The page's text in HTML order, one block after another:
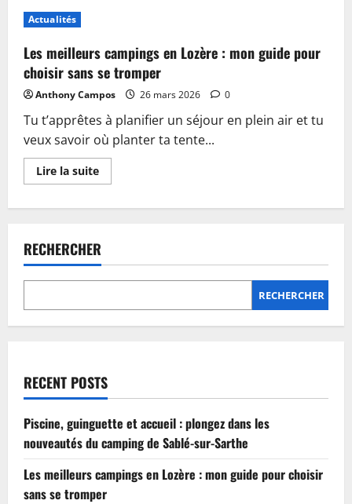
accueil
:
plongez
dans
les
nouveautés
du
camping
de
Sablé-
sur-
Sarthe
Actualités
Les meilleurs campings en Lozère : mon guide pour
choisir sans se tromper
Anthony Campos 26 mars 2026 0
Tu t’apprêtes à planifier un séjour en plein air et tu
veux savoir où planter ta tente...
Lire la suiteEn
savoir
en
Lozère
:
mon
choisir
sans
RECHERCHER
RECHERCHER
RECENT POSTS
Piscine, guinguette et accueil : plongez dans les
nouveautés du camping de Sablé-sur-Sarthe
Les meilleurs campings en Lozère : mon guide pour choisir
sans se tromper